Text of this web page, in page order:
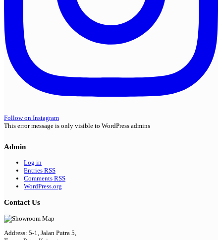
Follow on Instagram
This error message is only visible to WordPress admins
Admin
Log in
Entries RSS
Comments RSS
WordPress.org
Contact Us
Address: 5-1, Jalan Putra 5,